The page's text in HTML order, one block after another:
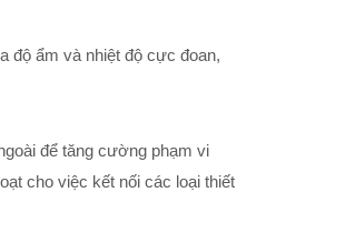
độ ẩm và nhiệt độ cực đoan,
để tăng cường phạm vi
cho việc kết nối các loại thiết